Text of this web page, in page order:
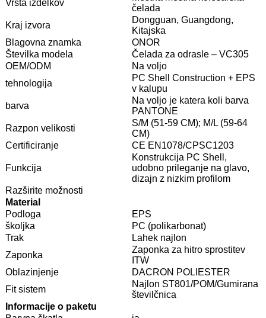
Vrsta izdelkov
čelada
Kraj izvora
Dongguan, Guangdong,
Kitajska
Blagovna znamka
ONOR
Številka modela
Čelada za odrasle – VC305
OEM/ODM
Na voljo
tehnologija
PC Shell Construction + EPS
v kalupu
barva
Na voljo je katera koli barva
PANTONE
Razpon velikosti
S/M (51-59 CM); M/L (59-64
CM)
Certificiranje
CE EN1078/CPSC1203
Funkcija
Konstrukcija PC Shell,
udobno prileganje na glavo,
dizajn z nizkim profilom
Razširite možnosti
Material
Podloga
EPS
školjka
PC (polikarbonat)
Trak
Lahek najlon
Zaponka
Zaponka za hitro sprostitev
ITW
Oblazinjenje
DACRON POLIESTER
Fit sistem
Najlon ST801/POM/Gumirana
številčnica
Informacije o paketu